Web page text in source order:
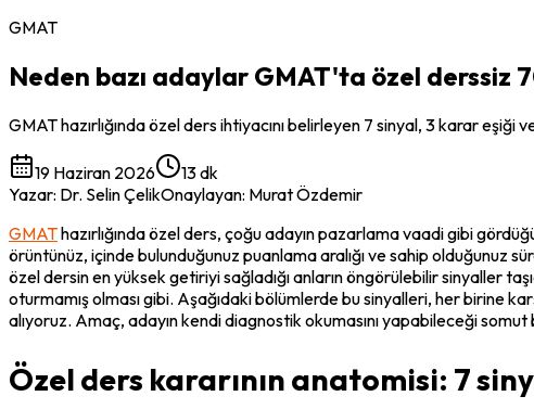
GMAT
Neden bazı adaylar GMAT'ta özel derssiz
GMAT hazırlığında özel ders ihtiyacını belirleyen 7 sinyal, 3 karar
19 Haziran 2026
13 dk
Yazar: Dr. Selin ÇelikOnaylayan: Murat Özdemir
GMAT hazırlığında özel ders, çoğu adayın pazarlama vaadi gibi
örüntünüz, içinde bulunduğunuz puanlama aralığı ve sahip olduğunuz
özel dersin en yüksek getiriyi sağladığı anların öngörülebilir sinyaller
oturmamış olması gibi. Aşağıdaki bölümlerde bu sinyalleri, her birine
alıyoruz. Amaç, adayın kendi diagnostik okumasını yapabileceği
Özel ders kararının anatomisi: 7